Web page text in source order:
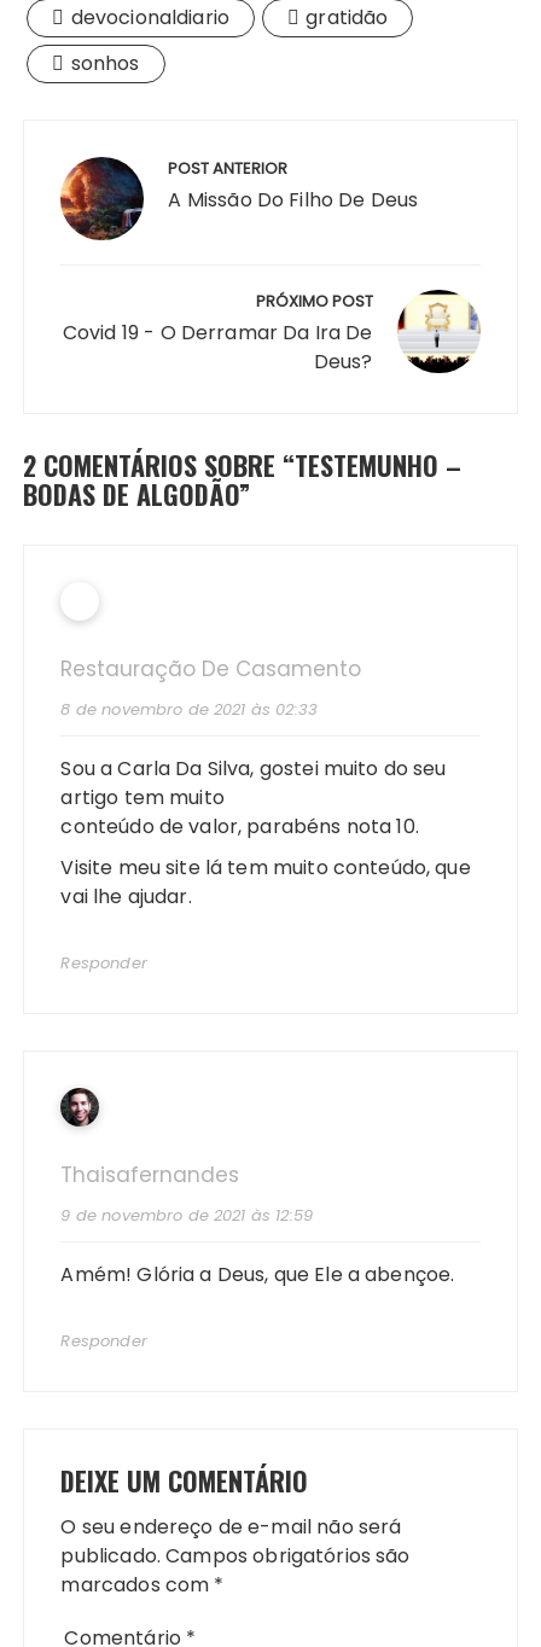
devocionaldiario
gratidão
sonhos
Post
POST ANTERIOR
A Missão Do Filho De Deus
PRÓXIMO POST
Covid 19 - O Derramar Da Ira De
Deus?
2 COMENTÁRIOS SOBRE “TESTEMUNHO –
BODAS DE ALGODÃO”
Restauração De Casamento
8 de novembro de 2021 às 02:33
Sou a Carla Da Silva, gostei muito do seu
artigo tem muito
conteúdo de valor, parabéns nota 10.
Visite meu site lá tem muito conteúdo, que
vai lhe ajudar.
Responder
Thaisafernandes
9 de novembro de 2021 às 12:59
Amém! Glória a Deus, que Ele a abençoe.
Responder
DEIXE UM COMENTÁRIO
O seu endereço de e-mail não será
publicado. Campos obrigatórios são
marcados com *
Comentário *